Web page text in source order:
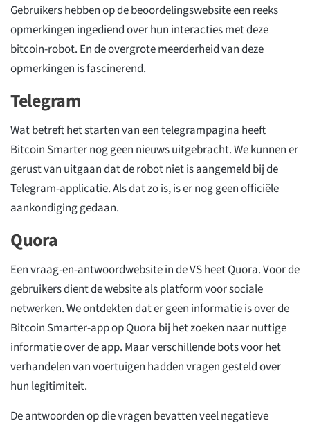
Gebruikers hebben op de beoordelingswebsite een reeks
opmerkingen ingediend over hun interacties met deze
bitcoin-robot. En de overgrote meerderheid van deze
opmerkingen is fascinerend.
Telegram
Wat betreft het starten van een telegrampagina heeft
Bitcoin Smarter nog geen nieuws uitgebracht. We kunnen er
gerust van uitgaan dat de robot niet is aangemeld bij de
Telegram-applicatie. Als dat zo is, is er nog geen officiële
aankondiging gedaan.
Quora
Een vraag-en-antwoordwebsite in de VS heet Quora. Voor de
gebruikers dient de website als platform voor sociale
netwerken. We ontdekten dat er geen informatie is over de
Bitcoin Smarter-app op Quora bij het zoeken naar nuttige
informatie over de app. Maar verschillende bots voor het
verhandelen van voertuigen hadden vragen gesteld over
hun legitimiteit.
De antwoorden op die vragen bevatten veel negatieve